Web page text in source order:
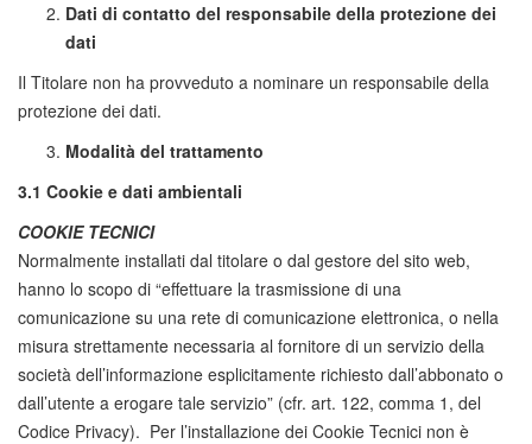
Dati di contatto del responsabile della protezione dei
dati
Il Titolare non ha provveduto a nominare un responsabile della
protezione dei dati.
Modalità del trattamento
3.1 Cookie e dati ambientali
COOKIE TECNICI
Normalmente installati dal titolare o dal gestore del sito web,
hanno lo scopo di “effettuare la trasmissione di una
comunicazione su una rete di comunicazione elettronica, o nella
misura strettamente necessaria al fornitore di un servizio della
società dell’informazione esplicitamente richiesto dall’abbonato o
dall’utente a erogare tale servizio” (cfr. art. 122, comma 1, del
Codice Privacy). Per l’installazione dei Cookie Tecnici non è